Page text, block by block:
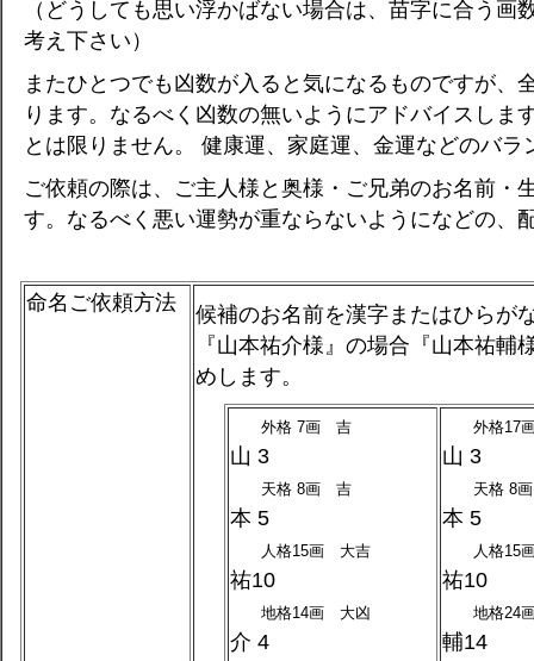
（どうしても思い浮かばない場合は、苗字に合う
考え下さい）
またひとつでも凶数が入ると気になるものですが、
ります。なるべく凶数の無いようにアドバイスしま
とは限りません。 健康運、家庭運、金運などのバ
ご依頼の際は、ご主人様と奥様・ご兄弟のお名前・
す。なるべく悪い運勢が重ならないようになどの、
命名ご依頼方法
候補のお名前を漢字またはひらが
『山本祐介様』の場合『山本祐
めします。
外格 7画 吉
山 3
天格 8画 吉
本 5
人格15画 大吉
祐10
地格14画 大凶
介 4
外格17
山 3
天格 8
本 5
人格15
祐10
地格24
輔14